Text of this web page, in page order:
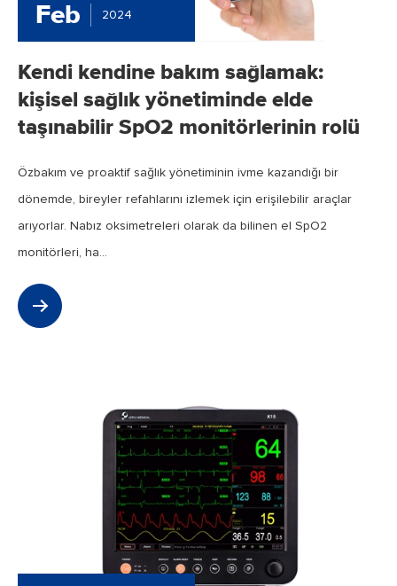
Feb 2024
Kendi kendine bakım sağlamak:
kişisel sağlık yönetiminde elde
taşınabilir SpO2 monitörlerinin rolü
Özbakım ve proaktif sağlık yönetiminin ivme kazandığı bir
dönemde, bireyler refahlarını izlemek için erişilebilir araçlar
arıyorlar. Nabız oksimetreleri olarak da bilinen el SpO2
monitörleri, ha...